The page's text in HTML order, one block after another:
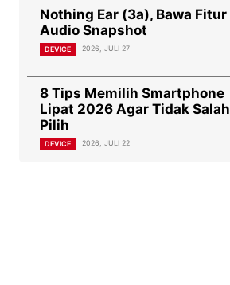
Nothing Ear (3a), Bawa Fitur
Audio Snapshot
DEVICE 2026, JULI 27
8 Tips Memilih Smartphone
Lipat 2026 Agar Tidak Salah
Pilih
DEVICE 2026, JULI 22